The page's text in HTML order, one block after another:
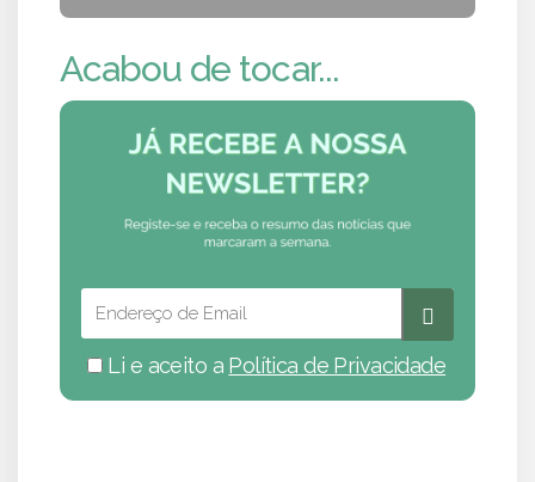
Acabou de tocar...
Li e aceito a Política de Privacidade